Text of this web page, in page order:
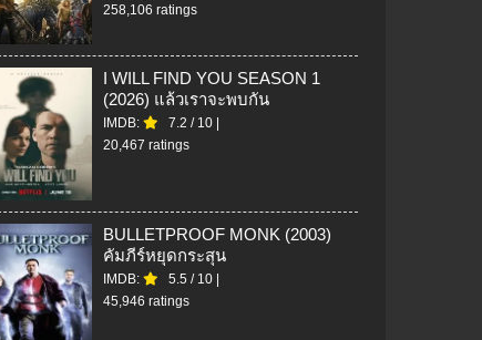
258,106 ratings
I WILL FIND YOU SEASON 1
(2026) แล้วเราจะพบกัน
IMDB: 7.2 / 10
20,467 ratings
BULLETPROOF MONK (2003)
คัมภีร์หยุดกระสุน
IMDB: 5.5 / 10
45,946 ratings